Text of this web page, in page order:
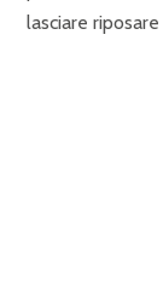
lasciare